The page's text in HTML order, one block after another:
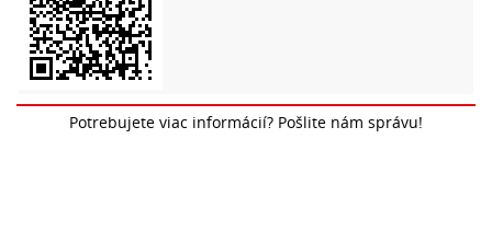
Potrebujete viac informácií? Pošlite nám správu!